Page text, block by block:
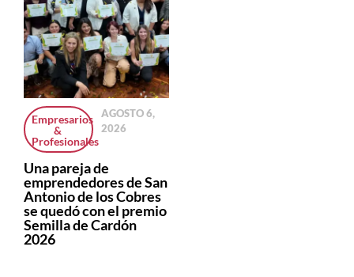
Empresarios
&
Profesionales
AGOSTO 6,
2026
Una pareja de
emprendedores de San
Antonio de los Cobres
se quedó con el premio
Semilla de Cardón
2026